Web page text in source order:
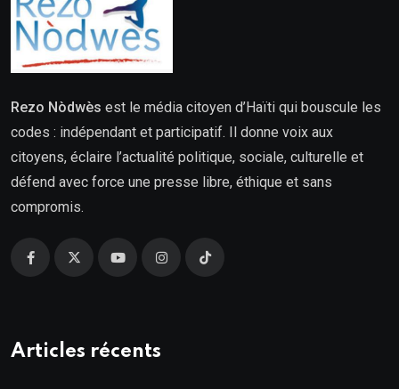
Rezo Nòdwès est le média citoyen d’Haïti qui bouscule les
codes : indépendant et participatif. Il donne voix aux
citoyens, éclaire l’actualité politique, sociale, culturelle et
défend avec force une presse libre, éthique et sans
compromis.
Articles récents